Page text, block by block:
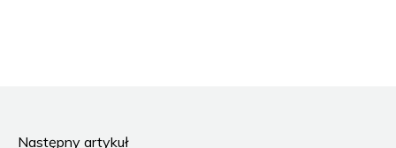
Następny artykuł